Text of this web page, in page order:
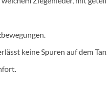
keine Spuren auf dem